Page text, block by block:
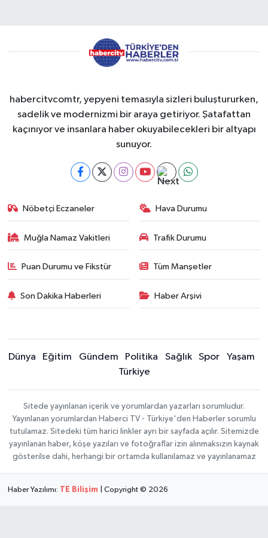
habercitvcomtr, yepyeni temasıyla sizleri buluştururken,
sadelik ve modernizmi bir araya getiriyor. Şatafattan
kaçınıyor ve insanlara haber okuyabilecekleri bir altyapı
sunuyor.
Nöbetçi Eczaneler Hava Durumu
Muğla Namaz Vakitleri Trafik Durumu
Puan Durumu ve Fikstür Tüm Manşetler
Son Dakika Haberleri Haber Arşivi
Dünya Eğitim Gündem Politika Sağlık Spor
Yaşam
Türkiye
Sitede yayınlanan içerik ve yorumlardan yazarları sorumludur.
Yayınlanan yorumlardan Haberci TV - Türkiye'den Haberler sorumlu
tutulamaz. Sitedeki tüm harici linkler ayrı bir sayfada açılır. Sitemizde
yayınlanan haber, köşe yazıları ve fotoğraflar izin alınmaksızın kaynak
gösterilse dahi, herhangi bir ortamda kullanılamaz ve yayınlanamaz
Haber Yazılımı: TE Bilişim | Copyright © 2026